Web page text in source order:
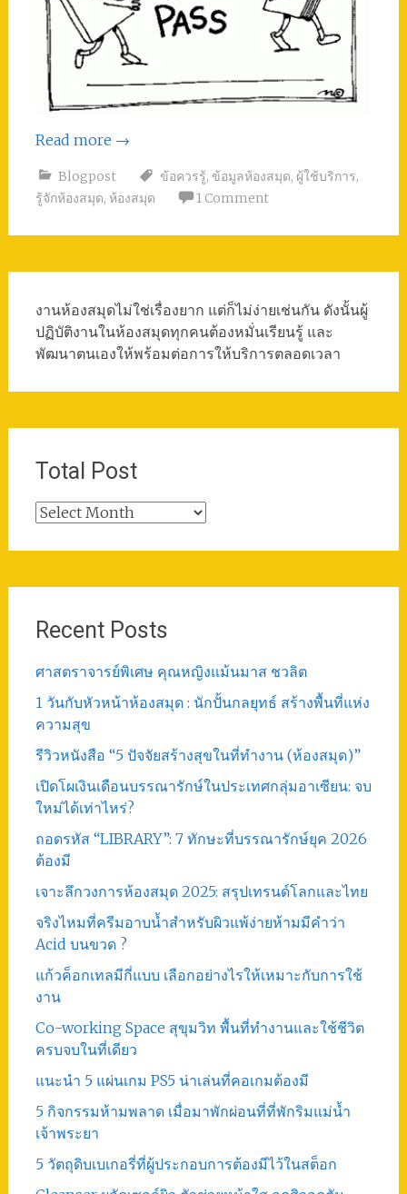
Read more →
Blogpost ข้อควรรู้, ข้อมูลห้องสมุด, ผู้ใช้บริการ,
รู้จักห้องสมุด, ห้องสมุด 1 Comment
งานห้องสมุดไม่ใช่เรื่องยาก แต่ก็ไม่ง่ายเช่นกัน ดังนั้นผู้
ปฏิบัติงานในห้องสมุดทุกคนต้องหมั่นเรียนรู้ และ
พัฒนาตนเองให้พร้อมต่อการให้บริการตลอดเวลา
Total Post
Total
Recent Posts
ศาสตราจารย์พิเศษ คุณหญิงแม้นมาส ชวลิต
1 วันกับหัวหน้าห้องสมุด : นักปั้นกลยุทธ์ สร้างพื้นที่แห่ง
ความสุข
รีวิวหนังสือ “5 ปัจจัยสร้างสุขในที่ทำงาน (ห้องสมุด)”
เปิดโผเงินเดือนบรรณารักษ์ในประเทศกลุ่มอาเซียน: จบ
ใหม่ได้เท่าไหร่?
ถอดรหัส “LIBRARY”: 7 ทักษะที่บรรณารักษ์ยุค 2026
ต้องมี
เจาะลึกวงการห้องสมุด 2025: สรุปเทรนด์โลกและไทย
จริงไหมที่ครีมอาบน้ำสำหรับผิวแพ้ง่ายห้ามมีคำว่า
Acid บนขวด ?
แก้วค็อกเทลมีกี่แบบ เลือกอย่างไรให้เหมาะกับการใช้
งาน
Co-working Space สุขุมวิท พื้นที่ทำงานและใช้ชีวิต
ครบจบในที่เดียว
แนะนำ 5 แผ่นเกม PS5 น่าเล่นที่คอเกมต้องมี
5 กิจกรรมห้ามพลาด เมื่อมาพักผ่อนที่ที่พักริมแม่น้ำ
เจ้าพระยา
5 วัตถุดิบเบเกอรี่ที่ผู้ประกอบการต้องมีไว้ในสต็อก